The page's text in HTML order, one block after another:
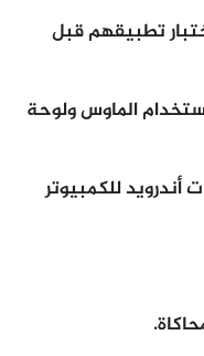
تطبيقهم قبل
الماوس ولوحة
للكمبيوتر